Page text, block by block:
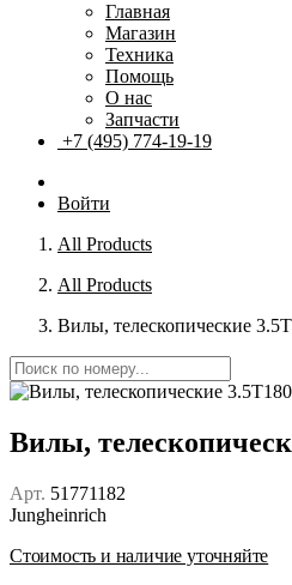
Главная
Магазин
Техника
Помощь
О нас
Запчасти
+7 (495) 774-19-19
Войти
All Products
All Products
Вилы, телескопические
Вилы,
Арт. 51771182
Jungheinrich
Стоимость и наличие уточняйте